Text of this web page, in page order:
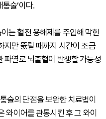
술’이다.
는 혈전 용해제를 주입해 막힌
지만 뚫릴 때까지 시간이 조금
파열로 뇌출혈이 발생할 가능성
술의 단점을 보완한 치료법이
와이어를 관통시킨 후 그 와이